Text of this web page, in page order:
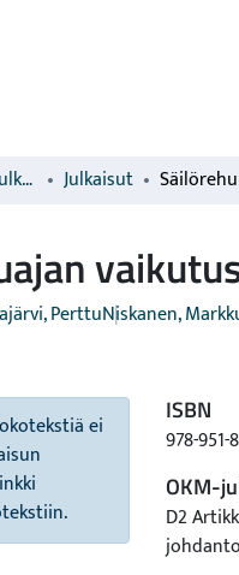
Luonnonvarakeskuksen julkaisut Julkaisut
PerttuNiskanen,
ei
ISBN
978-951-
OKM-
D2